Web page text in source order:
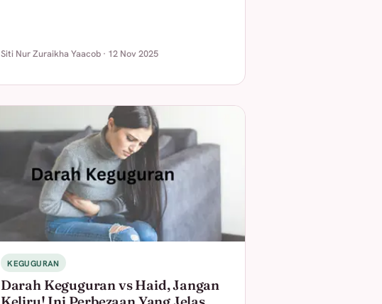
Siti Nur Zuraikha Yaacob · 12 Nov 2025
KEGUGURAN
Darah Keguguran vs Haid, Jangan